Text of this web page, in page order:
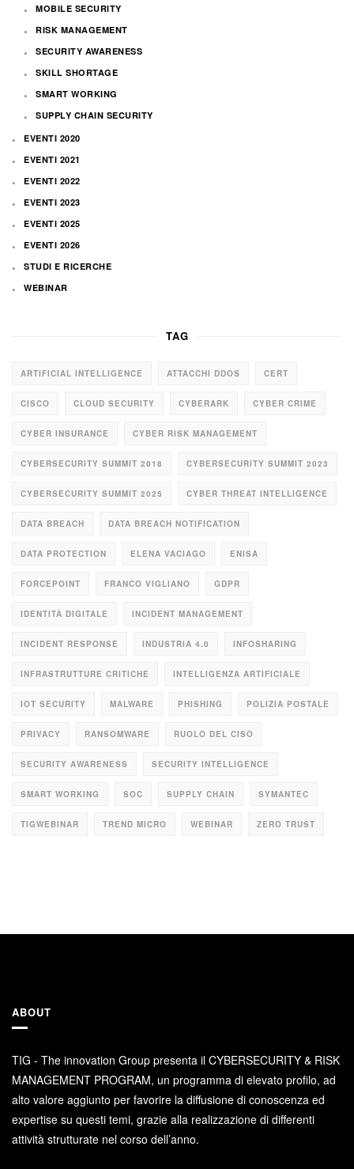
MOBILE SECURITY
RISK MANAGEMENT
SECURITY AWARENESS
SKILL SHORTAGE
SMART WORKING
SUPPLY CHAIN SECURITY
EVENTI 2020
EVENTI 2021
EVENTI 2022
EVENTI 2023
EVENTI 2025
EVENTI 2026
STUDI E RICERCHE
WEBINAR
TAG
ARTIFICIAL INTELLIGENCE ATTACCHI DDOS CERT
CISCO CLOUD SECURITY CYBERARK CYBER CRIME
CYBER INSURANCE CYBER RISK MANAGEMENT
CYBERSECURITY SUMMIT 2018 CYBERSECURITY SUMMIT 2023
CYBERSECURITY SUMMIT 2025 CYBER THREAT INTELLIGENCE
DATA BREACH DATA BREACH NOTIFICATION
DATA PROTECTION ELENA VACIAGO ENISA
FORCEPOINT FRANCO VIGLIANO GDPR
IDENTITÀ DIGITALE INCIDENT MANAGEMENT
INCIDENT RESPONSE INDUSTRIA 4.0 INFOSHARING
INFRASTRUTTURE CRITICHE INTELLIGENZA ARTIFICIALE
IOT SECURITY MALWARE PHISHING POLIZIA POSTALE
PRIVACY RANSOMWARE RUOLO DEL CISO
SECURITY AWARENESS SECURITY INTELLIGENCE
SMART WORKING SOC SUPPLY CHAIN SYMANTEC
TIGWEBINAR TREND MICRO WEBINAR ZERO TRUST
ABOUT
TIG - The innovation Group presenta il CYBERSECURITY & RISK
MANAGEMENT PROGRAM, un programma di elevato profilo, ad
alto valore aggiunto per favorire la diffusione di conoscenza ed
expertise su questi temi, grazie alla realizzazione di differenti
attività strutturate nel corso dell’anno.